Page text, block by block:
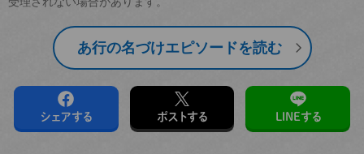
あ行の名づけエピソードを読む
シェアする ポストする LINEする